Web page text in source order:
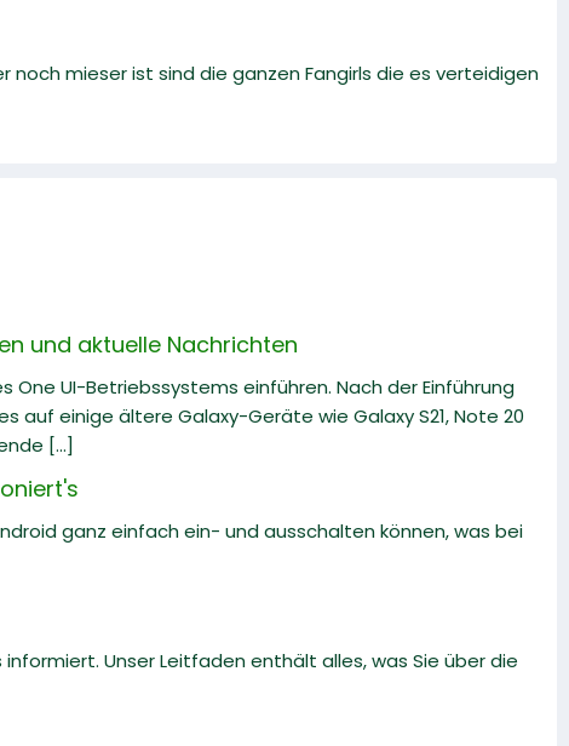
noch mieser ist sind die ganzen Fangirls die es verteidigen
und aktuelle Nachrichten
UI-Betriebssystems einführen. Nach der Einführung
auf einige ältere Galaxy-Geräte wie Galaxy S21, Note 20
[...]
ganz einfach ein- und ausschalten können, was bei
Unser Leitfaden enthält alles, was Sie über die